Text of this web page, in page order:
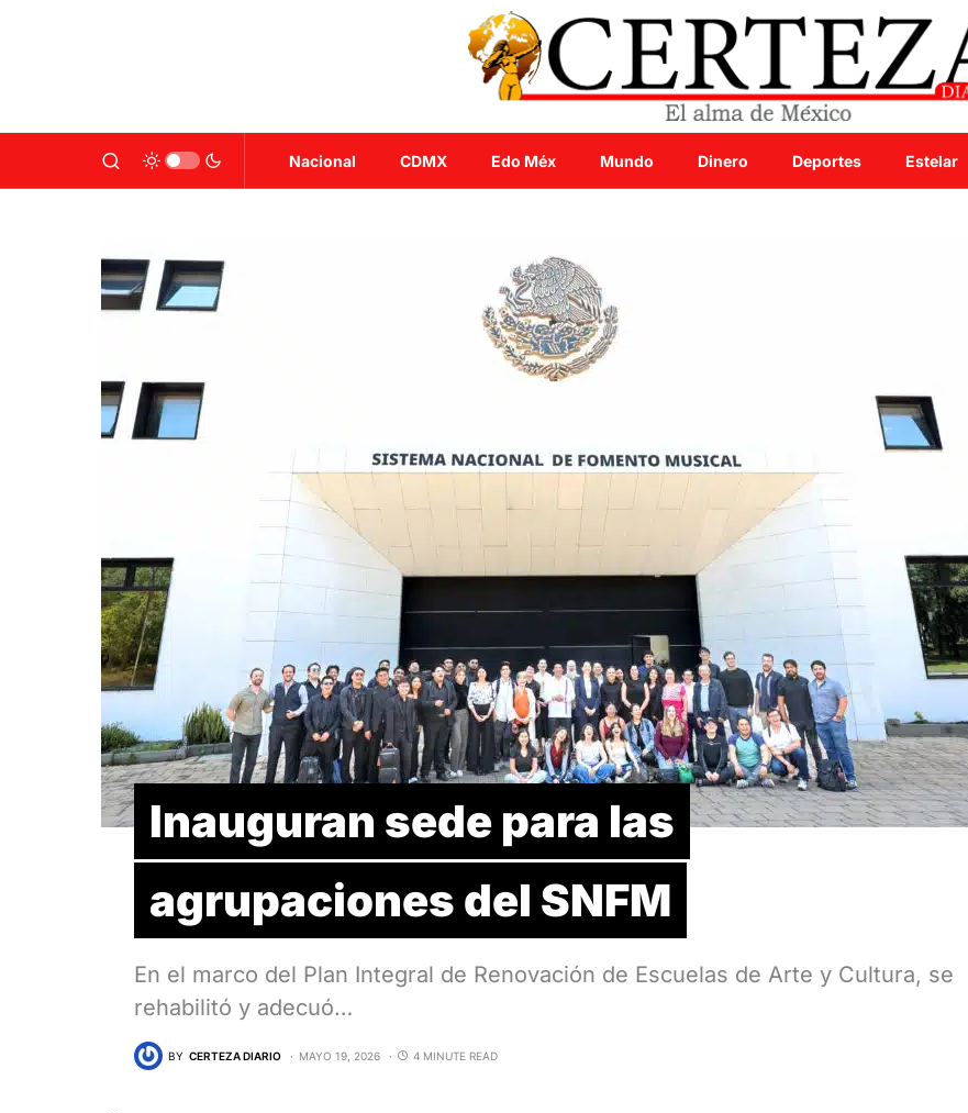
Nacional CDMX Edo Méx Mundo Dinero Deportes Estelar
Inauguran sede para las
agrupaciones del SNFM
En el marco del Plan Integral de Renovación de Escuelas de Arte y Cultura, se
rehabilitó y adecuó…
BY CERTEZA DIARIO MAYO 19, 2026 4 MINUTE READ